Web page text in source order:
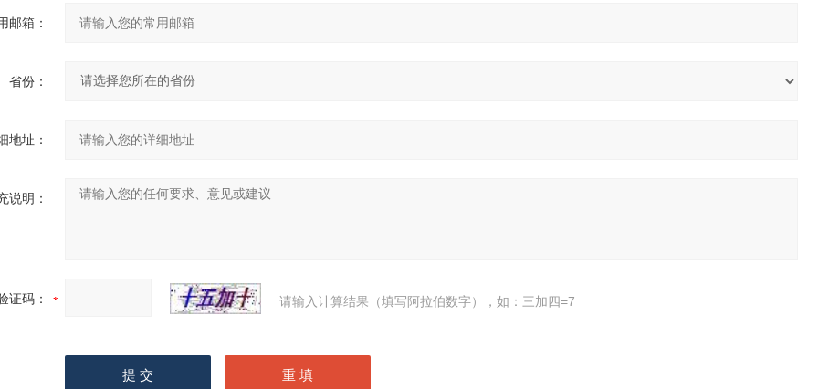
邮箱：
省份：
地址：
说明：
证码： 请输入计算结果（填写阿拉伯数字），如：三加四=7